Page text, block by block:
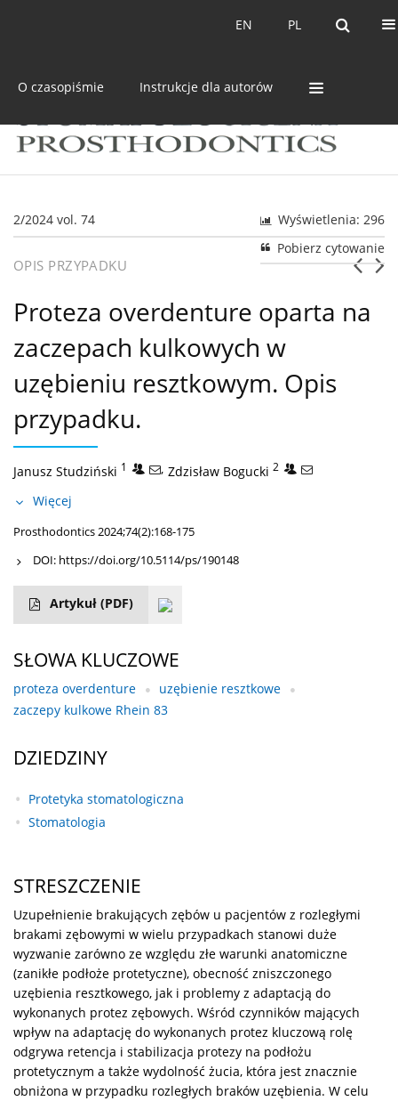
PL
EN PL
EN
O czasopiśmie Instrukcje dla autorów
2/2024 vol. 74
Wyświetlenia: 296
Pobierz cytowanie
OPIS PRZYPADKU
Proteza overdenture oparta na
zaczepach kulkowych w
uzębieniu resztkowym. Opis
przypadku.
Janusz Studziński 1 , Zdzisław Bogucki 2
Więcej
Prosthodontics 2024;74(2):168-175
DOI: https://doi.org/10.5114/ps/190148
Artykuł (PDF)
SŁOWA KLUCZOWE
proteza overdenture
uzębienie resztkowe
zaczepy kulkowe Rhein 83
DZIEDZINY
Protetyka stomatologiczna
Stomatologia
STRESZCZENIE
Uzupełnienie brakujących zębów u pacjentów z rozległymi
brakami zębowymi w wielu przypadkach stanowi duże
wyzwanie zarówno ze względu złe warunki anatomiczne
(zanikłe podłoże protetyczne), obecność zniszczonego
uzębienia resztkowego, jak i problemy z adaptacją do
wykonanych protez zębowych. Wśród czynników mających
wpływ na adaptację do wykonanych protez kluczową rolę
odgrywa retencja i stabilizacja protezy na podłożu
protetycznym a także wydolność żucia, która jest znacznie
obniżona w przypadku rozległych braków uzębienia. W celu